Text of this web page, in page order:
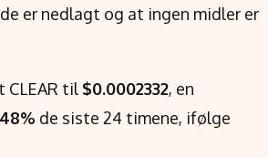
er nedlagt og at ingen midler er
CLEAR til $0.0002332, en
de siste 24 timene, ifølge